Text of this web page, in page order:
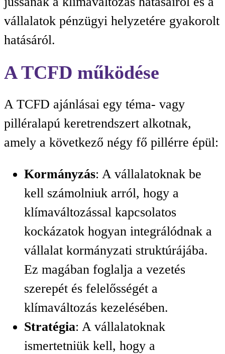
vállalatok pénzügyi helyzetére gyakorolt
hatásáról.
A TCFD működése
A TCFD ajánlásai egy téma- vagy
pilléralapú keretrendszert alkotnak,
amely a következő négy fő pillérre épül:
Kormányzás: A vállalatoknak be
kell számolniuk arról, hogy a
klímaváltozással kapcsolatos
kockázatok hogyan integrálódnak a
vállalat kormányzati struktúrájába.
Ez magában foglalja a vezetés
szerepét és felelősségét a
klímaváltozás kezelésében.
Stratégia: A vállalatoknak
ismertetniük kell, hogy a